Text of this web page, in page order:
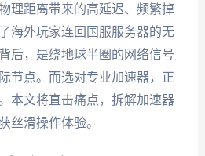
理距离带来的高延迟、频繁掉
海外玩家连回国服服务器的无
后，是绕地球半圈的网络信号
节点。而选对专业加速器，正
本文将直击痛点，拆解加速器
丝滑操作体验。